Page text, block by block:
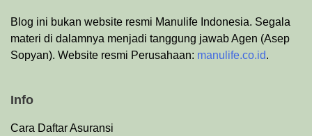
Blog ini bukan website resmi Manulife Indonesia. Segala
materi di dalamnya menjadi tanggung jawab Agen (Asep
Sopyan). Website resmi Perusahaan: manulife.co.id.
Info
Cara Daftar Asuransi